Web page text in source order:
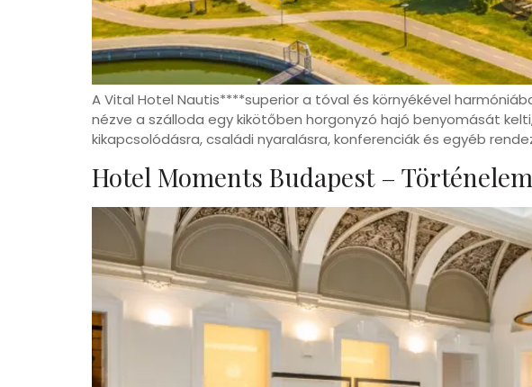
A Vital Hotel Nautis****superior a tóval és környékével
nézve a szálloda egy kikötőben horgonyzó hajó benyomását
kikapcsolódásra, családi nyaralásra, konferenciák és egyéb
Hotel Moments Budapest –